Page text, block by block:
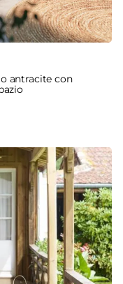
antracite con